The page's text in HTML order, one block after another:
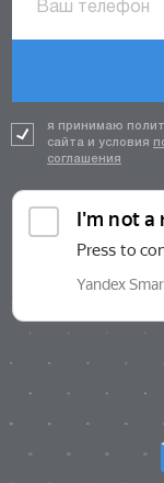
я принимаю
сайта и условия
соглашения